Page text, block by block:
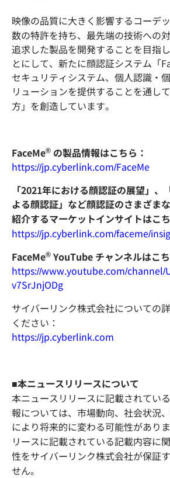
映像の品質に大きく影響するコーデ
数の特許を持ち、最先端の技術への
追求した製品を開発することを目指
とにして、新たに顔認証システム「
セキュリティシステム、個人認識・
リューションを提供することを通し
方」を創造しています。
FaceMe® の製品情報はこちら：
https://jp.cyberlink.com/FaceMe
「2021年における顔認証の展望」、
よる顔認証」など顔認証のさまざま
紹介するマーケットインサイトはこ
https://jp.cyberlink.com/faceme/
FaceMe® YouTube チャンネルはこち
https://www.youtube.com/channel/
v7SrJnjODg
サイバーリンク株式会社についての
ください：
https://jp.cyberlink.com
■本ニュースリリースについて
本ニュースリリースに記載されてい
報については、市場動向、社会状況
により将来的に変わる可能性があり
リースに記載されている記載内容に
性をサイバーリンク株式会社が保証
せん。